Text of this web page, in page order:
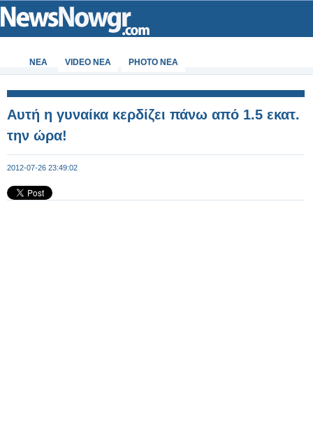
ΝΕΑ VIDEO NEA PHOTO NEA
Αυτή η γυναίκα κερδίζει πάνω από 1.5 εκατ.
την ώρα!
2012-07-26 23:49:02